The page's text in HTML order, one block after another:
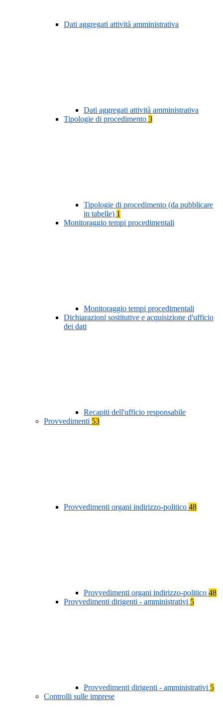
Dati aggregati attività amministrativa
Dati aggregati attività amministrativa
Tipologie di procedimento 3
Tipologie di procedimento (da pubblicare
in tabelle) 1
Monitoraggio tempi procedimentali
Monitoraggio tempi procedimentali
Dichiarazioni sostitutive e acquisizione d'ufficio
dei dati
Recapiti dell'ufficio responsabile
Provvedimenti 53
Provvedimenti organi indirizzo-politico 48
Provvedimenti organi indirizzo-politico 48
Provvedimenti dirigenti - amministrativi 5
Provvedimenti dirigenti - amministrativi 5
Controlli sulle imprese